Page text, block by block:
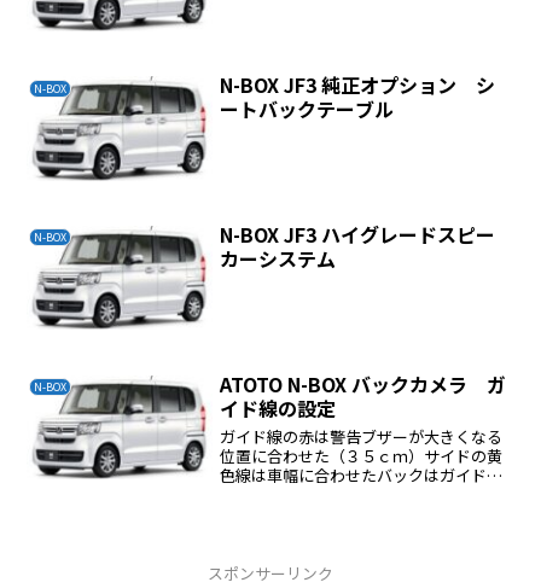
N-BOX
N-BOX JF3 純正オプション シ
ートバックテーブル
N-BOX
N-BOX JF3 ハイグレードスピー
カーシステム
N-BOX
ATOTO N-BOX バックカメラ ガ
イド線の設定
ガイド線の赤は警告ブザーが大きくなる
位置に合わせた（３５ｃｍ）サイドの黄
色線は車幅に合わせたバックはガイド線
スポンサーリンク